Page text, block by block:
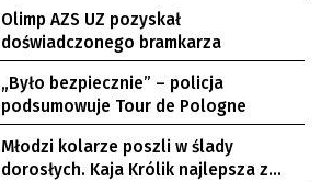
Olimp AZS UZ pozyskał
doświadczonego bramkarza
„Było bezpiecznie” – policja
podsumowuje Tour de Pologne
Młodzi kolarze poszli w ślady
dorosłych. Kaja Królik najlepsza z